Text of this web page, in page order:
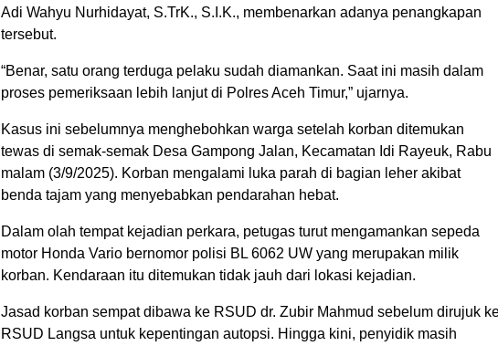
Adi Wahyu Nurhidayat, S.TrK., S.I.K., membenarkan adanya penangkapan
tersebut.
“Benar, satu orang terduga pelaku sudah diamankan. Saat ini masih dalam
proses pemeriksaan lebih lanjut di Polres Aceh Timur,” ujarnya.
Kasus ini sebelumnya menghebohkan warga setelah korban ditemukan
tewas di semak-semak Desa Gampong Jalan, Kecamatan Idi Rayeuk, Rabu
malam (3/9/2025). Korban mengalami luka parah di bagian leher akibat
benda tajam yang menyebabkan pendarahan hebat.
Dalam olah tempat kejadian perkara, petugas turut mengamankan sepeda
motor Honda Vario bernomor polisi BL 6062 UW yang merupakan milik
korban. Kendaraan itu ditemukan tidak jauh dari lokasi kejadian.
Jasad korban sempat dibawa ke RSUD dr. Zubir Mahmud sebelum dirujuk
RSUD Langsa untuk kepentingan autopsi. Hingga kini, penyidik masih